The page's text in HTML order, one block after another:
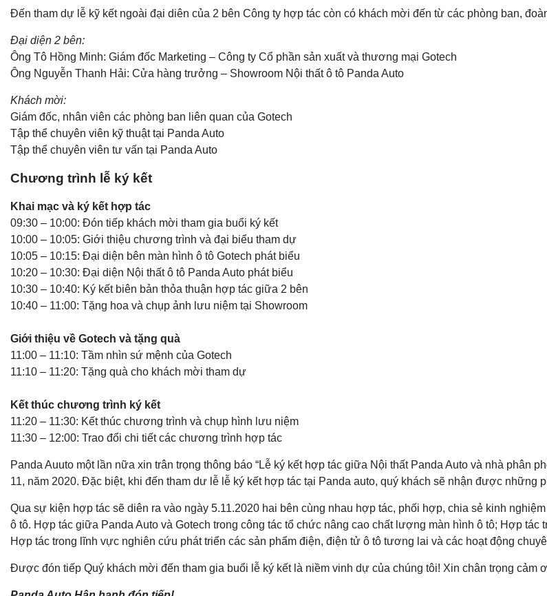
Đến tham dự lễ kỹ kết ngoài đại diên của 2 bên Công ty hợp tác còn có khách mời đến từ các phòng ban,
Đại diện 2 bên:
Ông Tô Hồng Minh: Giám đốc Marketing – Công ty Cổ phần sản xuất và thương mại Gotech
Ông Nguyễn Thanh Hải: Cửa hàng trưởng – Showroom Nội thất ô tô Panda Auto
Khách mời:
Giám đốc, nhân viên các phòng ban liên quan của Gotech
Tập thể chuyên viên kỹ thuật tại Panda Auto
Tập thể chuyên viên tư vấn tại Panda Auto
Chương trình lễ ký kết
Khai mạc và ký kết hợp tác
09:30 – 10:00: Đón tiếp khách mời tham gia buổi ký kết
10:00 – 10:05: Giới thiệu chương trình và đại biểu tham dự
10:05 – 10:15: Đại diện bên màn hình ô tô Gotech phát biểu
10:20 – 10:30: Đại diện Nội thất ô tô Panda Auto phát biểu
10:30 – 10:40: Ký kết biên bản thỏa thuận hợp tác giữa 2 bên
10:40 – 11:00: Tặng hoa và chụp ảnh lưu niệm tại Showroom
Giới thiệu về Gotech và tặng quà
11:00 – 11:10: Tầm nhìn sứ mệnh của Gotech
11:10 – 11:20: Tặng quà cho khách mời tham dự
Kết thúc chương trình ký kết
11:20 – 11:30: Kết thúc chương trình và chụp hình lưu niệm
11:30 – 12:00: Trao đổi chi tiết các chương trình hợp tác
Panda Auuto một lần nữa xin trân trọng thông báo “Lễ ký kết hợp tác giữa Nội thất Panda Auto và nhà phân
11, năm 2020. Đặc biệt, khi đến tham dư lễ lễ ký kết hợp tác tại Panda auto, quý khách sẽ nhận được những
Qua sự kiện hợp tác sẽ diên ra vào ngày 5.11.2020 hai bên cùng nhau hợp tác, phối hợp, chia sẻ kinh
ô tô. Hợp tác giữa Panda Auto và Gotech trong công tác tổ chức nâng cao chất lượng màn hình ô tô; Hợp tác
Hợp tác trong lĩnh vực nghiên cứu phát triển các sản phẩm điện, điện tử ô tô tương lai và các hoạt động
Được đón tiếp Quý khách mời đến tham gia buổi lễ ký kết là niềm vinh dự của chúng tôi! Xin chân trọng cảm